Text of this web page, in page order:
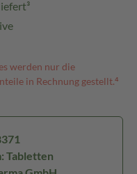
werden nur die
in Rechnung gestellt.⁴
Tabletten